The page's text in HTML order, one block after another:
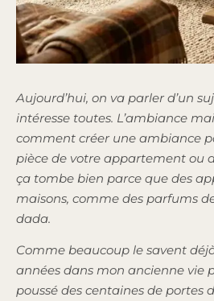
Aujourd’hui, on va parler d’un
intéresse toutes. L’ambiance
comment créer une ambiance
pièce de votre appartement ou
ça tombe bien parce que des
maisons, comme des parfums
dada.
Comme beaucoup le savent
années dans mon ancienne vie
poussé des centaines de portes